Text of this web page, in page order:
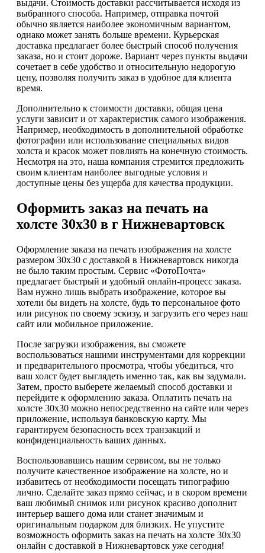
выдачи. Стоимость доставки рассчитывается исходя из
выбранного способа. Например, отправка почтой
обычно является наиболее экономичным вариантом,
однако может занять больше времени. Курьерская
доставка предлагает более быстрый способ получения
заказа, но и стоит дороже. Вариант через пункты выдачи
сочетает в себе удобство и относительную недорогую
цену, позволяя получить заказ в удобное для клиента
время.
Дополнительно к стоимости доставки, общая цена
услуги зависит и от характеристик самого изображения.
Например, необходимость в дополнительной обработке
фотографии или использование специальных видов
холста и красок может повлиять на конечную стоимость.
Несмотря на это, наша компания стремится предложить
своим клиентам наиболее выгодные условия и
доступные цены без ущерба для качества продукции.
Оформить заказ на печать на
холсте 30х30 в г Нижневартовск
Оформление заказа на печать изображения на холсте
размером 30х30 с доставкой в Нижневартовск никогда
не было таким простым. Сервис «ФотоПочта»
предлагает быстрый и удобный онлайн-процесс заказа.
Вам нужно лишь выбрать изображение, которое вы
хотели бы видеть на холсте, будь то персональное фото
или рисунок по своему эскизу, и загрузить его через наш
сайт или мобильное приложение.
После загрузки изображения, вы сможете
воспользоваться нашими инструментами для коррекции
и предварительного просмотра, чтобы убедиться, что
ваш холст будет выглядеть именно так, как вы задумали.
Затем, просто выберете желаемый способ доставки и
перейдите к оформлению заказа. Оплатить печать на
холсте 30х30 можно непосредственно на сайте или через
приложение, используя банковскую карту. Мы
гарантируем безопасность всех транзакций и
конфиденциальность ваших данных.
Воспользовавшись нашим сервисом, вы не только
получите качественное изображение на холсте, но и
избавитесь от необходимости посещать типографию
лично. Сделайте заказ прямо сейчас, и в скором времени
ваш любимый снимок или рисунок красиво дополнит
интерьер вашего дома или станет значимым и
оригинальным подарком для близких. Не упустите
возможность оформить заказ на печать на холсте 30х30
онлайн с доставкой в Нижневартовск уже сегодня!